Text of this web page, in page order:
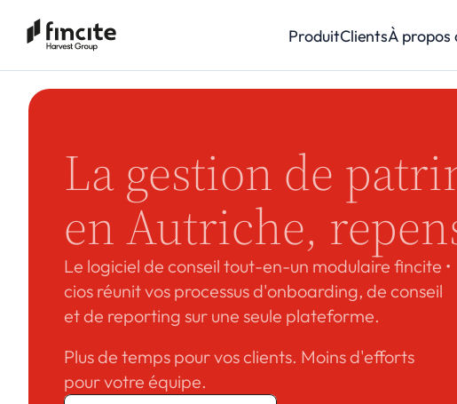
ProduitClientsÀ propos
La gestion de
en Autriche,
Le logiciel de conseil tout-en-un modulaire fincite •
cios réunit vos processus d'onboarding, de conseil
et de reporting sur une seule plateforme.
Plus de temps pour vos clients. Moins d'efforts
pour votre équipe.